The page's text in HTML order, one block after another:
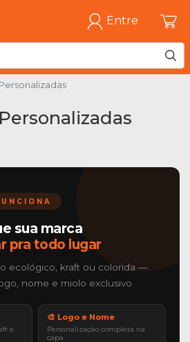
Entre
sua marca
pra todo lugar
ecológico, kraft ou colorida —
nome e miolo exclusivo.
e
🎨 Logo e Nome
Personalização completa na
capa